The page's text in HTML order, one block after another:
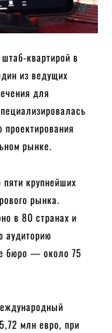
квартирой в
из ведущих
для
проектирования
рынке.
крупнейших
рынка.
в 80 странах и
аудиторию
бюро — около 75
млн евро, при